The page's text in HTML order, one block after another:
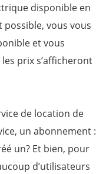
disponible en
vous vous
et vous
prix s’afficheront
de location de
un abonnement :
un? Et bien, pour
d’utilisateurs